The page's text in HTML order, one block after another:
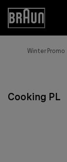
Skip
Content
Accessibility
Statement
Winter Promo
Cooking PL